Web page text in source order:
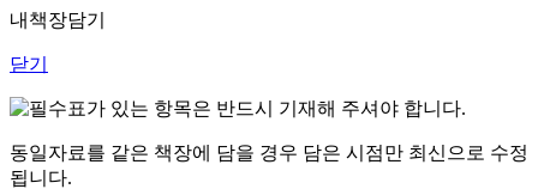
내책장담기
닫기
표가 있는 항목은 반드시 기재해 주셔야 합니다.
동일자료를 같은 책장에 담을 경우 담은 시점만 최신으로 수정
됩니다.